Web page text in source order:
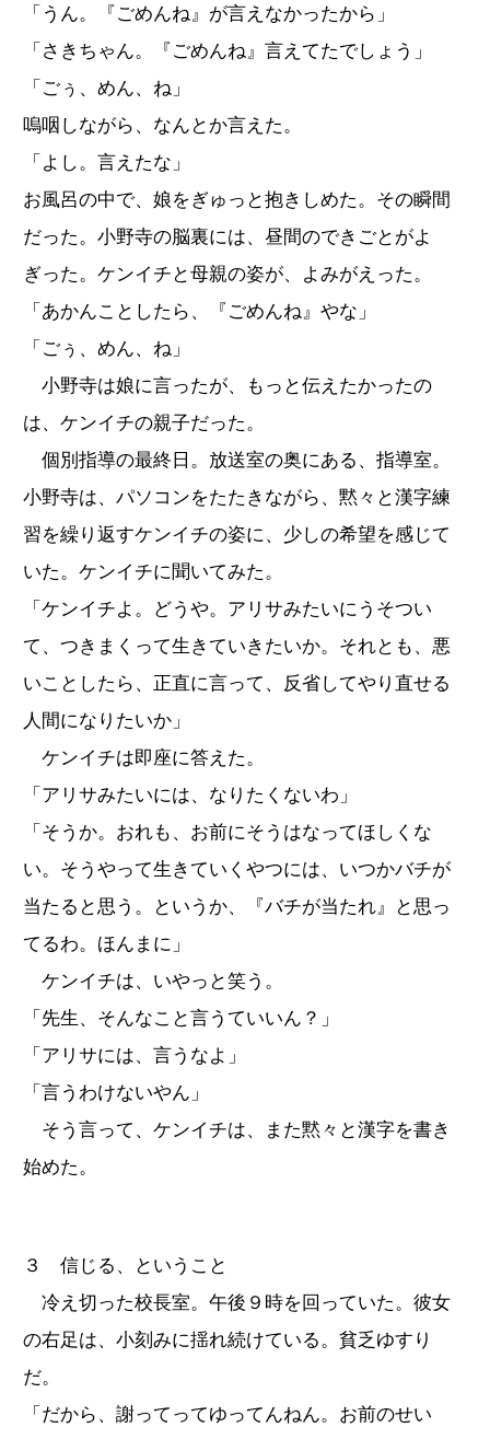
「うん。『ごめんね』が言えなかったから」
「さきちゃん。『ごめんね』言えてたでしょう」
「ごぅ、めん、ね」
嗚咽しながら、なんとか言えた。
「よし。言えたな」
お風呂の中で、娘をぎゅっと抱きしめた。その瞬間
だった。小野寺の脳裏には、昼間のできごとがよ
ぎった。ケンイチと母親の姿が、よみがえった。
「あかんことしたら、『ごめんね』やな」
「ごぅ、めん、ね」
小野寺は娘に言ったが、もっと伝えたかったの
は、ケンイチの親子だった。
個別指導の最終日。放送室の奥にある、指導室。
小野寺は、パソコンをたたきながら、黙々と漢字練
習を繰り返すケンイチの姿に、少しの希望を感じて
いた。ケンイチに聞いてみた。
「ケンイチよ。どうや。アリサみたいにうそつい
て、つきまくって生きていきたいか。それとも、悪
いことしたら、正直に言って、反省してやり直せる
人間になりたいか」
ケンイチは即座に答えた。
「アリサみたいには、なりたくないわ」
「そうか。おれも、お前にそうはなってほしくな
い。そうやって生きていくやつには、いつかバチが
当たると思う。というか、『バチが当たれ』と思っ
てるわ。ほんまに」
ケンイチは、いやっと笑う。
「先生、そんなこと言うていいん？」
「アリサには、言うなよ」
「言うわけないやん」
そう言って、ケンイチは、また黙々と漢字を書き
始めた。
３ 信じる、ということ
冷え切った校長室。午後９時を回っていた。彼女
の右足は、小刻みに揺れ続けている。貧乏ゆすり
だ。
「だから、謝ってってゆってんねん。お前のせい